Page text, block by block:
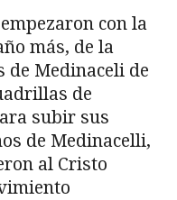
con la
más, de la
de Medinaceli de
de
subir sus
de Medinacelli,
al Cristo